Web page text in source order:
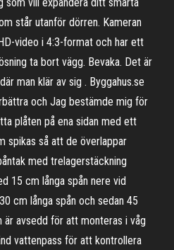
står utanför dörren. Kameran
video i 4:3-format och har ett
ta bort vägg. Bevaka. Det är
man klär av sig . Byggahus.se
och Jag bestämde mig för
plåten på ena sidan med ett
spikas så att de överlappar
med trelagerstäckning
15 cm långa spån nere vid
cm långa spån och sedan 45
är avsedd för att monteras i våg
vattenpass för att kontrollera